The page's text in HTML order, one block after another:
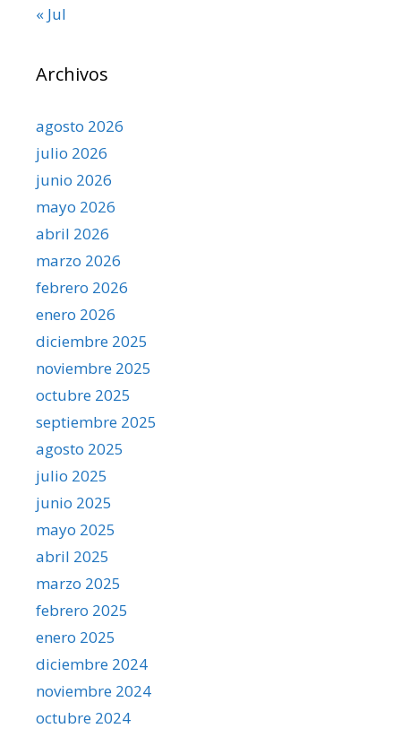
« Jul
Archivos
agosto 2026
julio 2026
junio 2026
mayo 2026
abril 2026
marzo 2026
febrero 2026
enero 2026
diciembre 2025
noviembre 2025
octubre 2025
septiembre 2025
agosto 2025
julio 2025
junio 2025
mayo 2025
abril 2025
marzo 2025
febrero 2025
enero 2025
diciembre 2024
noviembre 2024
octubre 2024